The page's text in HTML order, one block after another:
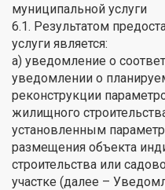
муниципальной услуги
6.1. Результатом
услуги является:
а) уведомление о
уведомлении о
реконструкции
жилищного
установленным
размещения объекта
строительства или
участке (далее –